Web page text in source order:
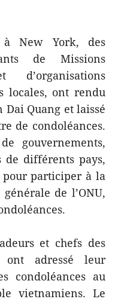
à New York, des
de Missions
locales, ont rendu
Quang et laissé
de condoléances.
gouvernements,
différents pays,
participer à la
de l’ONU,
et chefs des
ont adressé leur
condoléances au
vietnamiens. Le